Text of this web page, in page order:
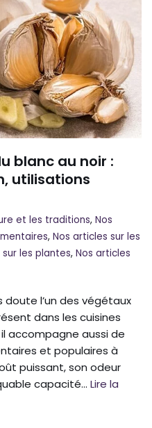
blanc au noir :
utilisations
et les traditions, Nos
, Nos articles sur les
les plantes, Nos articles
doute l’un des végétaux
dans les cuisines
accompagne aussi de
et populaires à
puissant, son odeur
capacité… Lire la